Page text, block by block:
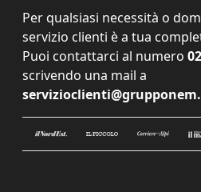
Per qualsiasi necessità o
servizio clienti è a tua
Puoi contattarci al numero
scrivendo una mail a